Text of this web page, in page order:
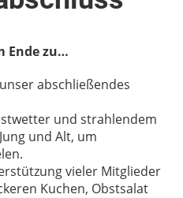
Ende zu…
abschließendes
und strahlendem
und Alt, um
vieler Mitglieder
Kuchen, Obstsalat